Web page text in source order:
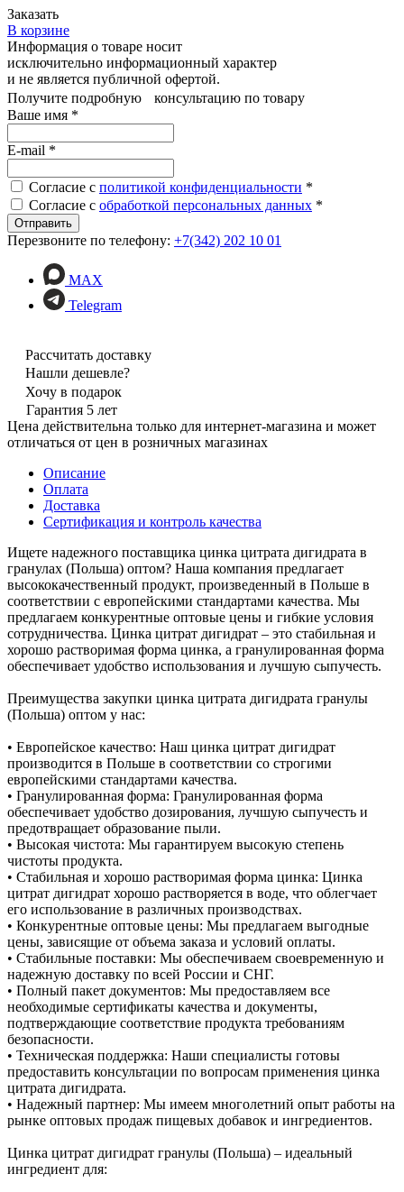
Заказать
В корзине
Информация о товаре носит
исключительно информационный характер
и не является публичной офертой.
Получите подробную консультацию по товару
Ваше имя *
E-mail *
Согласие с политикой конфиденциальности *
Согласие с обработкой персональных данных *
Перезвоните по телефону: +7(342) 202 10 01
MAX
Telegram
Рассчитать доставку
Нашли дешевле?
Хочу в подарок
Гарантия 5 лет
Цена действительна только для интернет-магазина и может
отличаться от цен в розничных магазинах
Описание
Оплата
Доставка
Сертификация и контроль качества
Ищете надежного поставщика цинка цитрата дигидрата в
гранулах (Польша) оптом? Наша компания предлагает
высококачественный продукт, произведенный в Польше в
соответствии с европейскими стандартами качества. Мы
предлагаем конкурентные оптовые цены и гибкие условия
сотрудничества. Цинка цитрат дигидрат – это стабильная и
хорошо растворимая форма цинка, а гранулированная форма
обеспечивает удобство использования и лучшую сыпучесть.
Преимущества закупки цинка цитрата дигидрата гранулы
(Польша) оптом у нас:
• Европейское качество: Наш цинка цитрат дигидрат
производится в Польше в соответствии со строгими
европейскими стандартами качества.
• Гранулированная форма: Гранулированная форма
обеспечивает удобство дозирования, лучшую сыпучесть и
предотвращает образование пыли.
• Высокая чистота: Мы гарантируем высокую степень
чистоты продукта.
• Стабильная и хорошо растворимая форма цинка: Цинка
цитрат дигидрат хорошо растворяется в воде, что облегчает
его использование в различных производствах.
• Конкурентные оптовые цены: Мы предлагаем выгодные
цены, зависящие от объема заказа и условий оплаты.
• Стабильные поставки: Мы обеспечиваем своевременную и
надежную доставку по всей России и СНГ.
• Полный пакет документов: Мы предоставляем все
необходимые сертификаты качества и документы,
подтверждающие соответствие продукта требованиям
безопасности.
• Техническая поддержка: Наши специалисты готовы
предоставить консультации по вопросам применения цинка
цитрата дигидрата.
• Надежный партнер: Мы имеем многолетний опыт работы на
рынке оптовых продаж пищевых добавок и ингредиентов.
Цинка цитрат дигидрат гранулы (Польша) – идеальный
ингредиент для: